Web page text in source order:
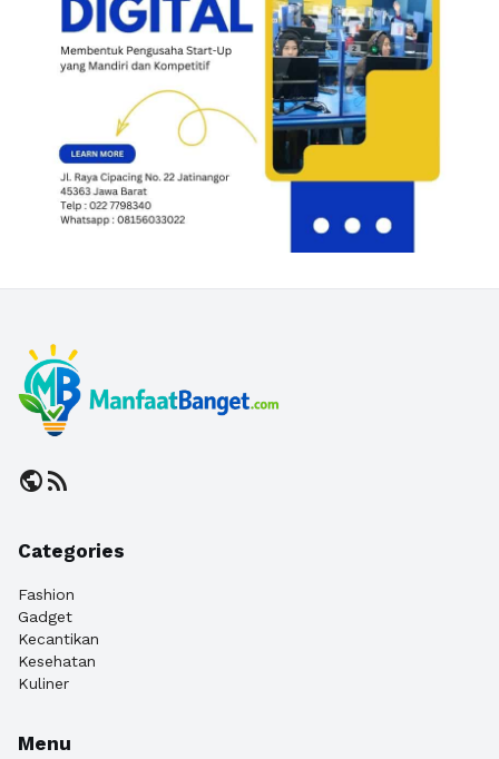
publicrss_feed
Categories
Fashion
Gadget
Kecantikan
Kesehatan
Kuliner
Menu